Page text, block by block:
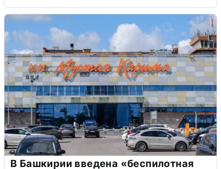
В Башкирии введена «беспилотная